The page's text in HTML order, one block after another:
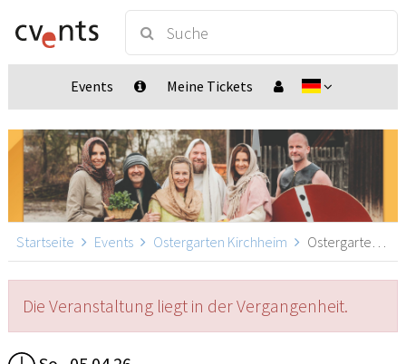
Events Meine Tickets
Startseite Events Ostergarten Kirchheim Ostergarten Kirchheim 15:30, Kirchheim unter Teck
Die Veranstaltung liegt in der Vergangenheit.